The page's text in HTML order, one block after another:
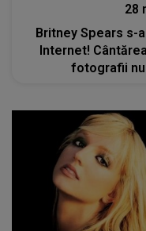
28
Britney Spears s-
Internet!
fotografii